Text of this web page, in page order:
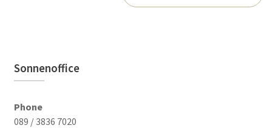
Sonnenoffice
Phone
089 / 3836 7020